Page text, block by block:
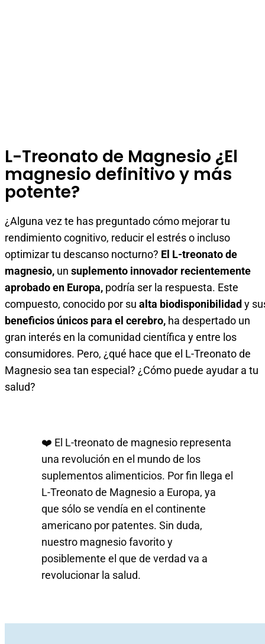
L-Treonato de Magnesio ¿El
magnesio definitivo y más
potente?
¿Alguna vez te has preguntado cómo mejorar tu
rendimiento cognitivo, reducir el estrés o incluso
optimizar tu descanso nocturno? El L-treonato de
magnesio, un suplemento innovador recientemente
aprobado en Europa, podría ser la respuesta. Este
compuesto, conocido por su alta biodisponibilidady
beneficios únicos para el cerebro, ha despertado un
gran interés en la comunidad científica y entre los
consumidores. Pero, ¿qué hace que el L-Treonato de
Magnesio sea tan especial? ¿Cómo puede ayudar a tu
salud?
❤️ El L-treonato de magnesio representa
una revolución en el mundo de los
suplementos alimenticios. Por fin llega el
L-Treonato de Magnesio a Europa, ya
que sólo se vendía en el continente
americano por patentes. Sin duda,
nuestro magnesio favorito y
posiblemente el que de verdad va a
revolucionar la salud.